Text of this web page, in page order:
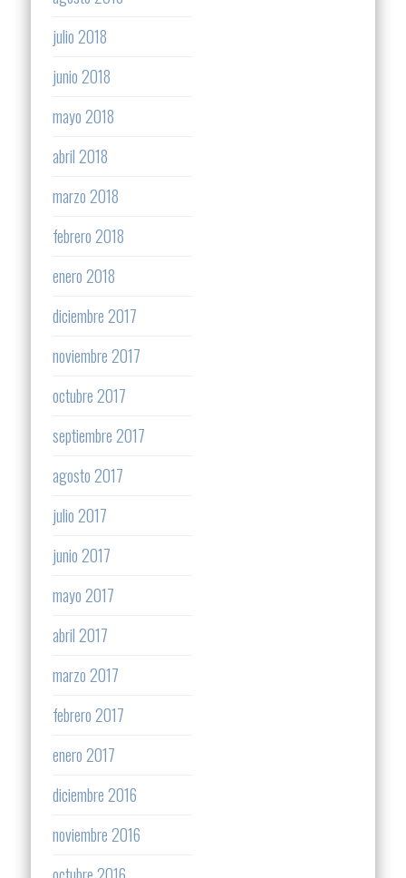
julio 2018
junio 2018
mayo 2018
abril 2018
marzo 2018
febrero 2018
enero 2018
diciembre 2017
noviembre 2017
octubre 2017
septiembre 2017
agosto 2017
julio 2017
junio 2017
mayo 2017
abril 2017
marzo 2017
febrero 2017
enero 2017
diciembre 2016
noviembre 2016